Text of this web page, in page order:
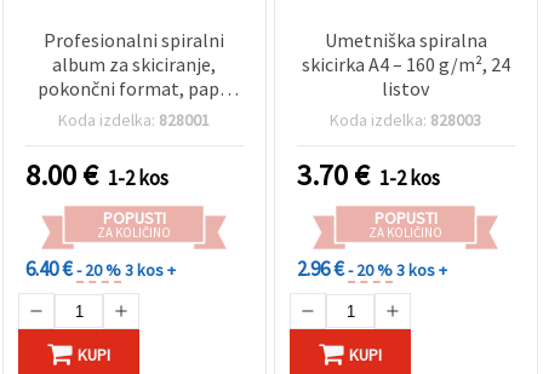
Profesionalni spiralni
album za skiciranje,
pokončni format, papir
160 g/m², 38 x 26,5 cm, 32
Koda izdelka: 828001
8.00€ 1-2 kos
POPUSTI
ZA KOLIČINO
6.40 €- 20 %3 kos +
KUPI
Umetniška spiralna
skicirka A4 – 160 g/m², 24
listov
Koda izdelka: 828003
3.70€ 1-2 kos
POPUSTI
ZA KOLIČINO
2.96 €- 20 %3 kos +
KUPI